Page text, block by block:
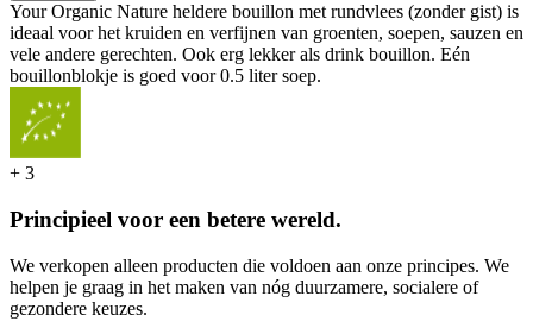
Your Organic Nature heldere bouillon met rundvlees (zonder gist) is
ideaal voor het kruiden en verfijnen van groenten, soepen, sauzen en
vele andere gerechten. Ook erg lekker als drink bouillon. Eén
bouillonblokje is goed voor 0.5 liter soep.
+ 3
Principieel voor een betere wereld.
We verkopen alleen producten die voldoen aan onze principes. We
helpen je graag in het maken van nóg duurzamere, socialere of
gezondere keuzes.